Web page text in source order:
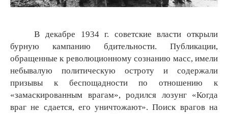
В декабре 1934 г. советские власти открыли
бурную кампанию бдительности. Публикации,
обращенные к революционному сознанию масс, имели
небывалую политическую остроту и содержали
призывы к беспощадности по отношению к
«замаскированным врагам», родился лозунг «Когда
враг не сдается, его уничтожают». Поиск врагов на